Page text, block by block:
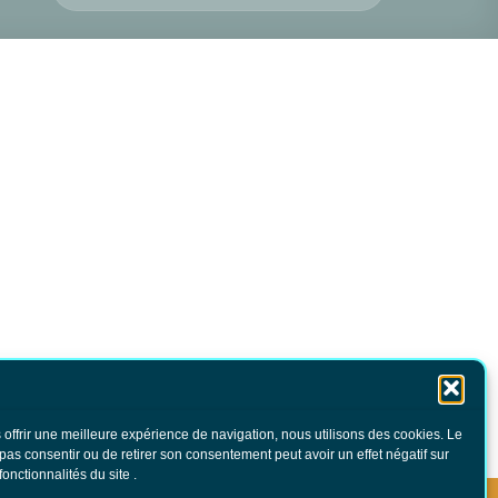
offrir une meilleure expérience de navigation, nous utilisons des cookies. Le
consentir ou de retirer son consentement peut avoir un effet négatif sur
du site .